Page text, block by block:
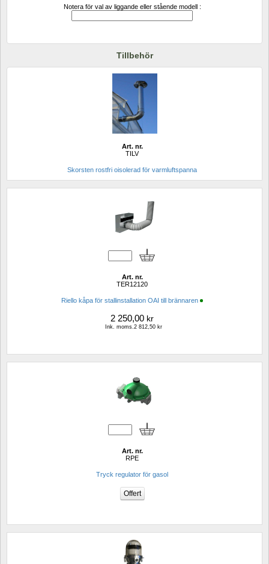
Notera för val av liggande eller stående modell :
Tillbehör
Art. nr.
TILV
Skorsten rostfri oisolerad för varmluftspanna
Art. nr.
TER12120
Riello kåpa för stallinstallation OAI till brännaren
2 250,00 kr
Ink. moms.2 812,50 kr
Art. nr.
RPE
Tryck regulator för gasol